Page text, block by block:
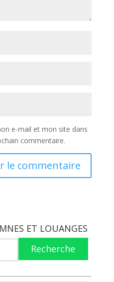
e-mail et mon site dans
commentaire.
ET LOUANGES
Recherche